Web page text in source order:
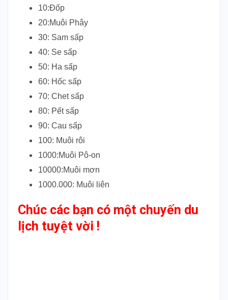
10:Đốp
20:Muôi Phây
30: Sam sấp
40: Se sấp
50: Ha sấp
60: Hốc sấp
70: Chet sấp
80: Pết sấp
90: Cau sấp
100: Muôi rôi
1000:Muôi Pô-on
10000:Muôi mơn
1000.000: Muôi liên
Chúc các bạn có một chuyến du
lịch tuyệt vời !